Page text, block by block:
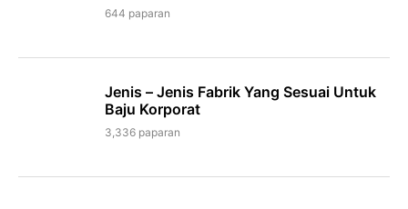
644 paparan
Jenis – Jenis Fabrik Yang Sesuai Untuk
Baju Korporat
3,336 paparan